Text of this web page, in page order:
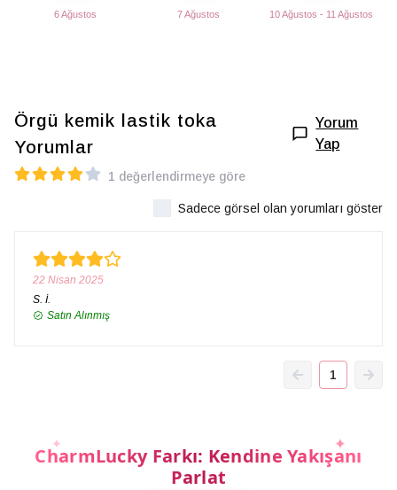
6 Ağustos 7 Ağustos 10 Ağustos - 11 Ağustos
Örgü kemik lastik toka
Yorumlar
Yorum
Yap
1 değerlendirmeye göre
Sadece görsel olan yorumları göster
22 Nisan 2025
S. İ.
Satın Alınmış
1
CharmLucky Farkı: Kendine Yakışanı
Parlat